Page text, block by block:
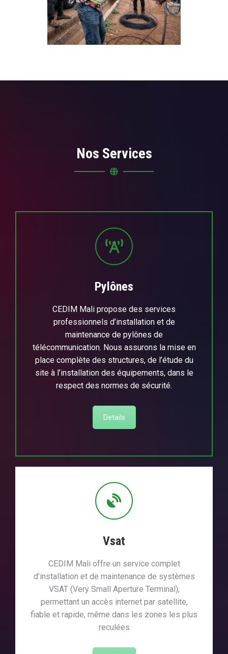
Nos Services
Pylônes
CEDIM Mali propose des services
professionnels d’installation et de
maintenance de pylônes de
télécommunication. Nous assurons la mise en
place complète des structures, de l’étude du
site à l’installation des équipements, dans le
respect des normes de sécurité.
Details
Vsat
CEDIM Mali offre un service complet
d’installation et de maintenance de systèmes
VSAT (Very Small Aperture Terminal),
permettant un accès internet par satellite,
fiable et rapide, même dans les zones les plus
reculées